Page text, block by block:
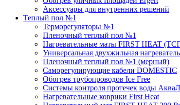
Аксессуары для внутренних решений
Теплый пол №1
Терморегуляторы №1
Пленочный теплый пол №1
Нагревательные маты FIRST HEAT
Универсальная двухжильная
Пленочный теплый пол №1 (мерный)
Саморегулирующие кабели DOMESTIC
Обогрев трубопроводов Ice Free
Системы контроля протечек воды
Нагревательные коврики First Heat